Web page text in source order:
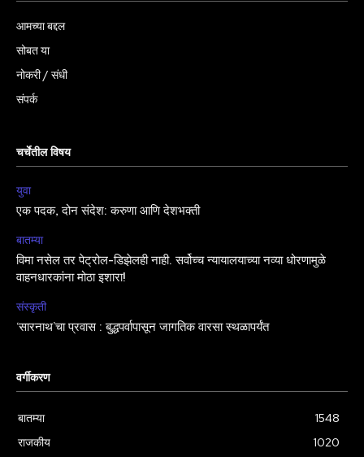
आमच्या बद्दल
सोबत या
नोकरी / संधी
संपर्क
चर्चेतील विषय
युवा
एक पदक, दोन संदेश: करुणा आणि देशभक्ती
बातम्या
विमा नसेल तर पेट्रोल-डिझेलही नाही. सर्वोच्च न्यायालयाच्या नव्या धोरणामुळे
वाहनधारकांना मोठा इशारा!
संस्कृती
‘सारनाथ’चा प्रवास : बुद्धपर्वापासून जागतिक वारसा स्थळापर्यंत
वर्गीकरण
बातम्या
1548
राजकीय
1020